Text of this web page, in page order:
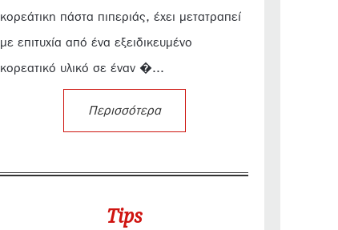
κορεάτικη πάστα πιπεριάς, έχει μετατραπεί
με επιτυχία από ένα εξειδικευμένο
κορεατικό υλικό σε έναν �...
Περισσότερα
Tips